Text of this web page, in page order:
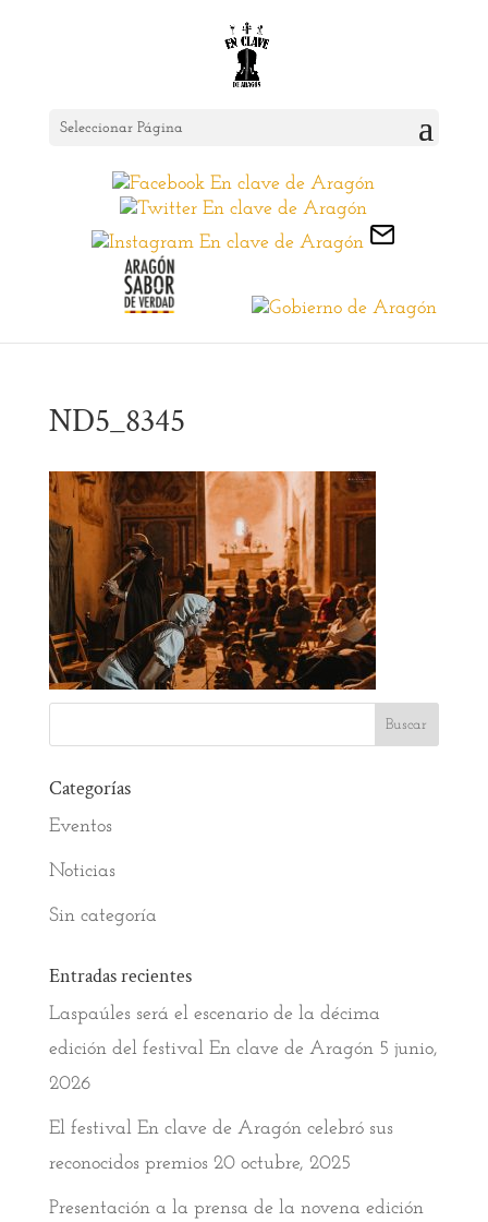
Seleccionar Página
ND5_8345
Categorías
Eventos
Noticias
Sin categoría
Entradas recientes
Laspaúles será el escenario de la décima
edición del festival En clave de Aragón 5 junio,
2026
El festival En clave de Aragón celebró sus
reconocidos premios 20 octubre, 2025
Presentación a la prensa de la novena edición